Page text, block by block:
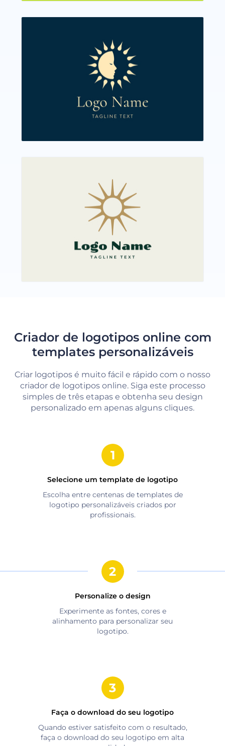
Criador de logotipos online com
templates personalizáveis
Criar logotipos é muito fácil e rápido com o nosso
criador de logotipos online. Siga este processo
simples de três etapas e obtenha seu design
personalizado em apenas alguns cliques.
Selecione um template de logotipo
Escolha entre centenas de templates de
logotipo personalizáveis criados por
profissionais.
Personalize o design
Experimente as fontes, cores e
alinhamento para personalizar seu
logotipo.
Faça o download do seu logotipo
Quando estiver satisfeito com o resultado,
faça o download do seu logotipo em alta